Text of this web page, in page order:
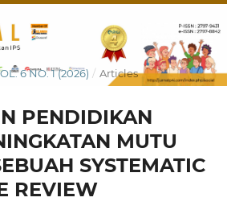
6 NO. 1 (2026) / Articles
PENDIDIKAN
MUTU
SYSTEMATIC
REVIEW